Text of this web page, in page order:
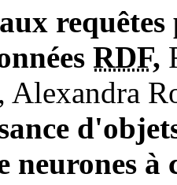
RDF,
Alexandra
neurones